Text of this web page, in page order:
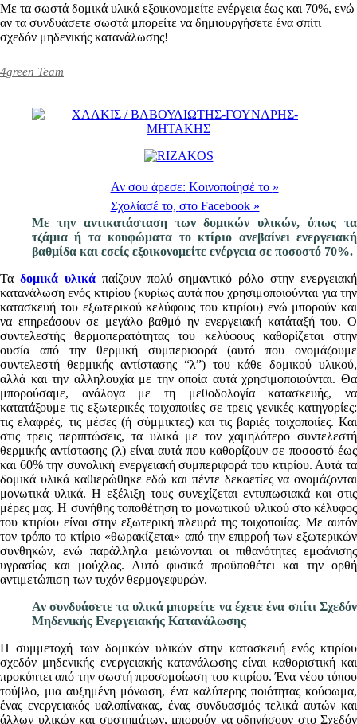
Με τα σωστά δομικά υλικά εξοικονομείτε ενέργεια έως και 70%, ενώ
αν τα συνδυάσετε σωστά μπορείτε να δημιουργήσετε ένα σπίτι
σχεδόν μηδενικής κατανάλωσης!
4green Team
Αν σου άρεσε: Κοινοποίησέ το »
Σχολίασέ το, στο Facebook »
Με την αντικατάσταση των δομικών υλικών, όπως τα
τζάμια ή τα κουφώματα το κτίριο ανεβαίνει ενεργειακή
βαθμίδα και εσείς εξοικονομείτε ενέργεια σε ποσοστό 70%.
Τα δομικά υλικάπαίζουν πολύ σημαντικό ρόλο στην ενεργειακή
κατανάλωση ενός κτιρίου (κυρίως αυτά που χρησιμοποιούνται για την
κατασκευή του εξωτερικού κελύφους του κτιρίου) ενώ μπορούν και
να επηρεάσουν σε μεγάλο βαθμό ην ενεργειακή κατάταξή του. Ο
συντελεστής θερμοπερατότητας του κελύφους καθορίζεται στην
ουσία από την θερμική συμπεριφορά (αυτό που ονομάζουμε
συντελεστή θερμικής αντίστασης “λ”) του κάθε δομικού υλικού,
αλλά και την αλληλουχία με την οποία αυτά χρησιμοποιούνται. Θα
μπορούσαμε, ανάλογα με τη μεθοδολογία κατασκευής, να
κατατάξουμε τις εξωτερικές τοιχοποιίες σε τρεις γενικές κατηγορίες:
τις ελαφρές, τις μέσες (ή σύμμικτες) και τις βαριές τοιχοποιίες. Και
στις τρεις περιπτώσεις, τα υλικά με τον χαμηλότερο συντελεστή
θερμικής αντίστασης (λ) είναι αυτά που καθορίζουν σε ποσοστό έως
και 60% την συνολική ενεργειακή συμπεριφορά του κτιρίου. Αυτά τα
δομικά υλικά καθιερώθηκε εδώ και πέντε δεκαετίες να ονομάζονται
μονωτικά υλικά. Η εξέλιξη τους συνεχίζεται εντυπωσιακά και στις
μέρες μας. Η συνήθης τοποθέτηση το μονωτικού υλικού στο κέλυφος
του κτιρίου είναι στην εξωτερική πλευρά της τοιχοποιίας. Με αυτόν
τον τρόπο το κτίριο «θωρακίζεται» από την επιρροή των εξωτερικών
συνθηκών, ενώ παράλληλα μειώνονται οι πιθανότητες εμφάνισης
υγρασίας και μούχλας. Αυτό φυσικά προϋποθέτει και την ορθή
αντιμετώπιση των τυχόν θερμογεφυρών.
Αν συνδυάσετε τα υλικά μπορείτε να έχετε ένα σπίτι Σχεδόν
Μηδενικής Ενεργειακής Κατανάλωσης
Η συμμετοχή των δομικών υλικών στην κατασκευή ενός κτιρίου
σχεδόν μηδενικής ενεργειακής κατανάλωσης είναι καθοριστική και
προκύπτει από την σωστή προσομοίωση του κτιρίου. Ένα νέου τύπου
τούβλο, μια αυξημένη μόνωση, ένα καλύτερης ποιότητας κούφωμα,
ένας ενεργειακός υαλοπίνακας, ένας συνδυασμός τελικά αυτών και
άλλων υλικών και συστημάτων, μπορούν να οδηγήσουν στο Σχεδόν